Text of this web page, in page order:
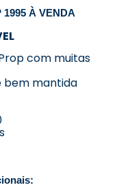
À VENDA
com muitas
bem mantida